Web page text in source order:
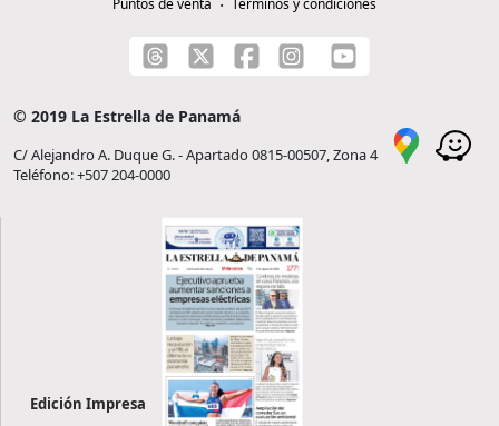
Puntos de venta
Términos y condiciones
© 2019 La Estrella de Panamá
C/ Alejandro A. Duque G. - Apartado 0815-00507, Zona 4
Teléfono: +507 204-0000
Edición Impresa